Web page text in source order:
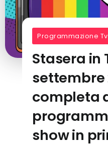
Programmazione Tv
Stasera in
settembre
completa
show in